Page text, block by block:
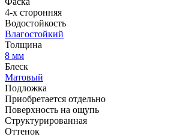
4-х сторонняя
Водостойкость
Влагостойкий
Толщина
8 мм
Блеск
Матовый
Подложка
Приобретается отдельно
Поверхность на ощупь
Структурированная
Оттенок